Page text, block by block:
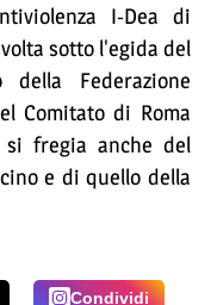
I-Dea di
sotto l'egida del
della Federazione
Comitato di Roma
si fregia anche del
e di quello della
Condividi